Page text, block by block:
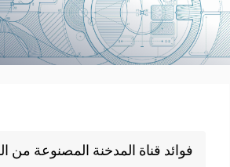
فوائد قناة المدخنة المصنوعة من